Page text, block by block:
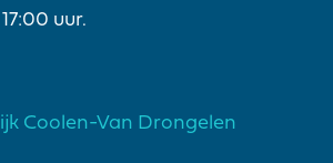
uur.
Coolen-Van Drongelen